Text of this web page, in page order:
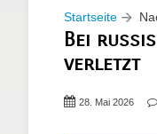
Startseite
Bei
verletzt
28. Mai 2026